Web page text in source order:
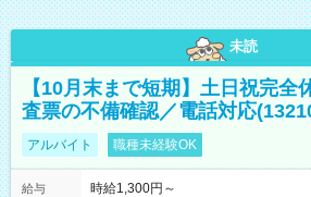
未読
【10月末まで短期】土日祝完全
査票の不備確認／電話対応
アルバイト 職種未経験OK
給与
時給1,300円～